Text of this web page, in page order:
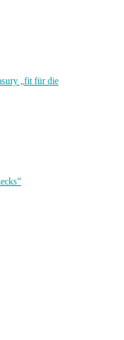
„fit für die